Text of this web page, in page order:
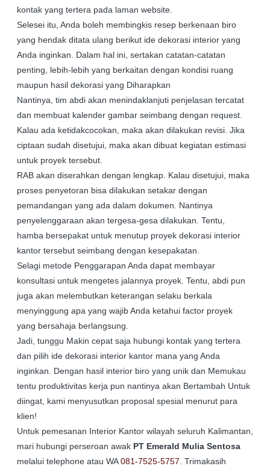
kontak yang tertera pada laman website.
Selesei itu, Anda boleh membingkis resep berkenaan biro
yang hendak ditata ulang berikut ide dekorasi interior yang
Anda inginkan. Dalam hal ini, sertakan catatan-catatan
penting, lebih-lebih yang berkaitan dengan kondisi ruang
maupun hasil dekorasi yang Diharapkan
Nantinya, tim abdi akan menindaklanjuti penjelasan tercatat
dan membuat kalender gambar seimbang dengan request.
Kalau ada ketidakcocokan, maka akan dilakukan revisi. Jika
ciptaan sudah disetujui, maka akan dibuat kegiatan estimasi
untuk proyek tersebut.
RAB akan diserahkan dengan lengkap. Kalau disetujui, maka
proses penyetoran bisa dilakukan setakar dengan
pemandangan yang ada dalam dokumen. Nantinya
penyelenggaraan akan tergesa-gesa dilakukan. Tentu,
hamba bersepakat untuk menutup proyek dekorasi interior
kantor tersebut seimbang dengan kesepakatan.
Selagi metode Penggarapan Anda dapat membayar
konsultasi untuk mengetes jalannya proyek. Tentu, abdi pun
juga akan melembutkan keterangan selaku berkala
menyinggung apa yang wajib Anda ketahui factor proyek
yang bersahaja berlangsung.
Jadi, tunggu Makin cepat saja hubungi kontak yang tertera
dan pilih ide dekorasi interior kantor mana yang Anda
inginkan. Dengan hasil interior biro yang unik dan Memukau
tentu produktivitas kerja pun nantinya akan Bertambah Untuk
diingat, kami menyusutkan proposal spesial menurut para
klien!
Untuk pemesanan Interior Kantor wilayah seluruh Kalimantan,
mari hubungi perseroan awak PT Emerald Mulia Sentosa
melalui telephone atau WA081-7525-5757 . Trimakasih